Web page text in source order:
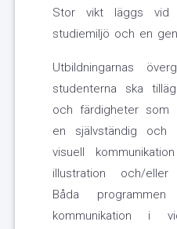
Stor vikt läggs
studiemiljö och en
Utbildningarnas
studenterna ska
och färdigheter som
en självständig och
visuell
illustration och/
Båda
kommunikation i